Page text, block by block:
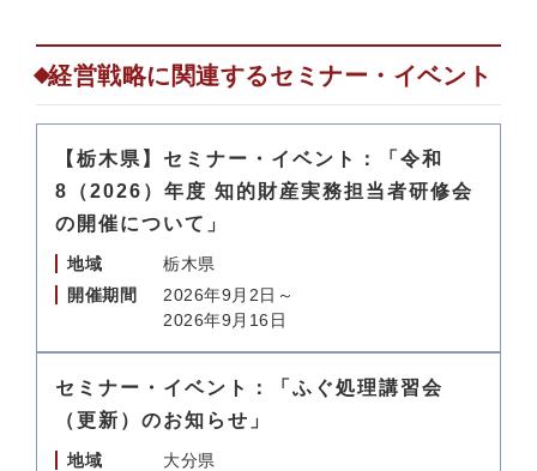
経営戦略に関連するセミナー・イベント
【栃木県】セミナー・イベント：「令和
8（2026）年度 知的財産実務担当者研修会
の開催について」
地域
栃木県
開催期間
2026年9月2日～
2026年9月16日
セミナー・イベント：「ふぐ処理講習会
（更新）のお知らせ」
地域
大分県